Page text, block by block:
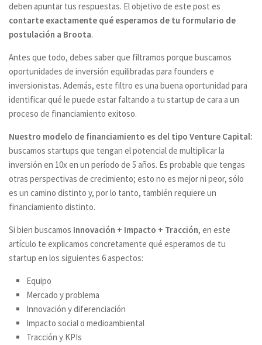
deben apuntar tus respuestas. El objetivo de este post es
contarte exactamente qué esperamos de tu formulario de
postulación a Broota.
Antes que todo, debes saber que filtramos porque buscamos
oportunidades de inversión equilibradas para founders e
inversionistas. Además, este filtro es una buena oportunidad para
identificar qué le puede estar faltando a tu startup de cara a un
proceso de financiamiento exitoso.
Nuestro modelo de financiamiento es del tipo Venture Capital:
buscamos startups que tengan el potencial de multiplicar la
inversión en 10x en un período de 5 años. Es probable que tengas
otras perspectivas de crecimiento; esto no es mejor ni peor, sólo
es un camino distinto y, por lo tanto, también requiere un
financiamiento distinto.
Si bien buscamos Innovación + Impacto + Tracción, en este
artículo te explicamos concretamente qué esperamos de tu
startup en los siguientes 6 aspectos:
Equipo
Mercado y problema
Innovación y diferenciación
Impacto social o medioambiental
Tracción y KPIs